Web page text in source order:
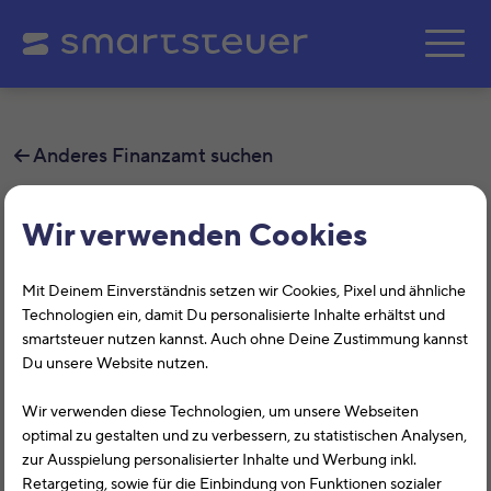
Wir verwenden Cookies
Mit Deinem Einverständnis setzen wir Cookies, Pixel und ähnliche
Technologien ein, damit Du personalisierte Inhalte erhältst und
smartsteuer nutzen kannst. Auch ohne Deine Zustimmung kannst
Du unsere Website nutzen.
Wir verwenden diese Technologien, um unsere Webseiten
optimal zu gestalten und zu verbessern, zu statistischen Analysen,
zur Ausspielung personalisierter Inhalte und Werbung inkl.
Retargeting, sowie für die Einbindung von Funktionen sozialer
Zum Hauptinhalt
Anderes Finanzamt suchen
Finanzamt Königs
Auf dieser Seite findest Du alle
Informationen zum Finanzamt Königs
15711, Königs Wusterhausen mit der
Finanzamtsnummer 3049.